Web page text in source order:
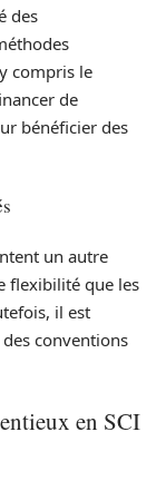
des
compris le
de
bénéficier des
un autre
flexibilité que les
il est
conventions
en SCI